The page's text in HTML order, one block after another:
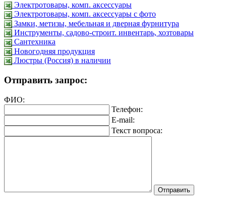
Электротовары, комп. аксессуары
Электротовары, комп. аксессуары с фото
Замки, метизы, мебельная и дверная фурнитура
Инструменты, садово-строит. инвентарь, хозтовары
Сантехника
Новогодняя продукция
Люстры (Россия) в наличии
Отправить запрос:
ФИО:
Телефон:
E-mail:
Текст вопроса: